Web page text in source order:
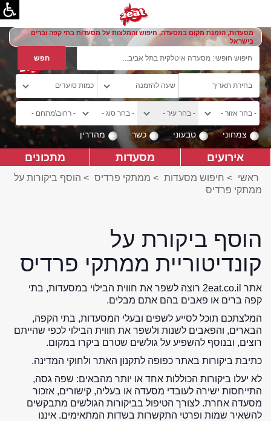
מסעדות, הזמנת מקום במסעדה, חיפוש והמלצות על מסעדות בתי קפה וברים
בישראל
צמחוני טבעוני כשר מהדרין
אירועים מסעדות מתכונים
ראשי > חיפוש מסעדות > ממתקי פרדיס > הוסף ביקורות על
ממתקי פרדיס
הוסף ביקורת על
קונדיטוריית ממתקי פרדיס
אתר 2eat.co.il רוצה לשפר את חווית הבילוי במסעדות, בתי
קפה ברים או פאבים בהם אתם מבלים.
המלצתכם תוכל לסייע לשפים ובעלי המסעדות, בתי הקפה,
הבארים, והפאבים לשנות ולשפר את חווית הבילוי לכפי שהייתם
רוצים, ובנוסף להשפיע על גולשים שטרם ביקרו במקום.
כתיבת ביקורות באתר כפופה לתקנון האתר ולחוקי המדינה.
לא יעלו ביקורות הכוללות אחד או יותר מהבאים: שפה גסה,
התייחסות ישירה לעובדי מסעדה או בעליה, קישורים, אזכור
מסעדה אחרת. לצורך הטיפול בביקורות הגולשים מתבקשים
להשאיר שמות ופרטי התקשרות בשדות המתאימים. איננו